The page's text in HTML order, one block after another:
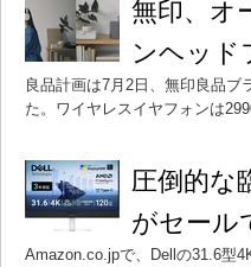
無印、オ
ンヘッド
良品計画は7月2日、無印良品ブ
た。ワイヤレスイヤフォンは
圧倒的な
がセール
Amazon.co.jpで、Dellの31.6型